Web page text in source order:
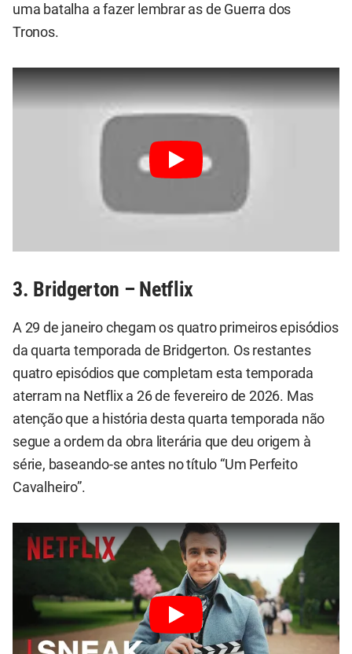
uma batalha a fazer lembrar as de Guerra dos
Tronos.
3. Bridgerton – Netflix
A 29 de janeiro chegam os quatro primeiros episódios
da quarta temporada de Bridgerton. Os restantes
quatro episódios que completam esta temporada
aterram na Netflix a 26 de fevereiro de 2026. Mas
atenção que a história desta quarta temporada não
segue a ordem da obra literária que deu origem à
série, baseando-se antes no título “Um Perfeito
Cavalheiro”.